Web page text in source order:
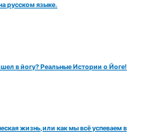
русском языке.
в йогу? Реальные Истории о Йоге!
жизнь,или как мы всё успеваем в